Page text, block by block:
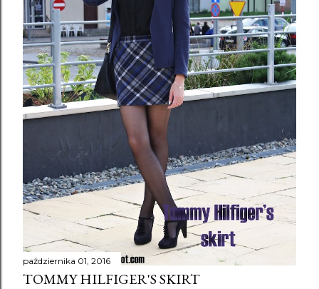
października 01, 2016
TOMMY HILFIGER'S SKIRT